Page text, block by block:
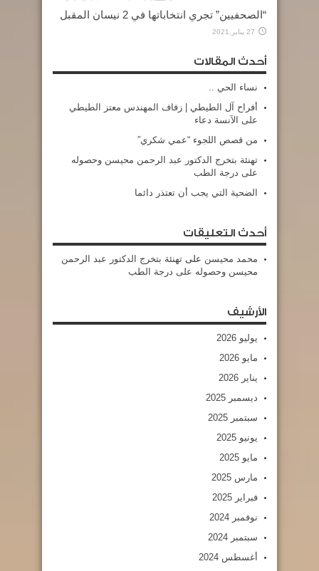
“الصحفيين” تجري انتخاباتها في 2 نيسان المقبل
27 يناير,2021
أحدث المقالات
نساء الحي ..
أفراح آل الطيطي | زفاف المهندس معتز الطيطي
على الآنسة دعاء
من قصص اللجوء “عمي شكري”
تهنئة بتخرج الدكتور عبد الرحمن محيسن وحصوله
على درجة الطب
الضحية التي يجب أن تعتذر دائما
أحدث التعليقات
محمد محيسن على تهنئة بتخرج الدكتور عبد الرحمن
محيسن وحصوله على درجة الطب
الأرشيف
يوليو 2026
مايو 2026
يناير 2026
ديسمبر 2025
سبتمبر 2025
يونيو 2025
مايو 2025
مارس 2025
فبراير 2025
نوفمبر 2024
سبتمبر 2024
أغسطس 2024